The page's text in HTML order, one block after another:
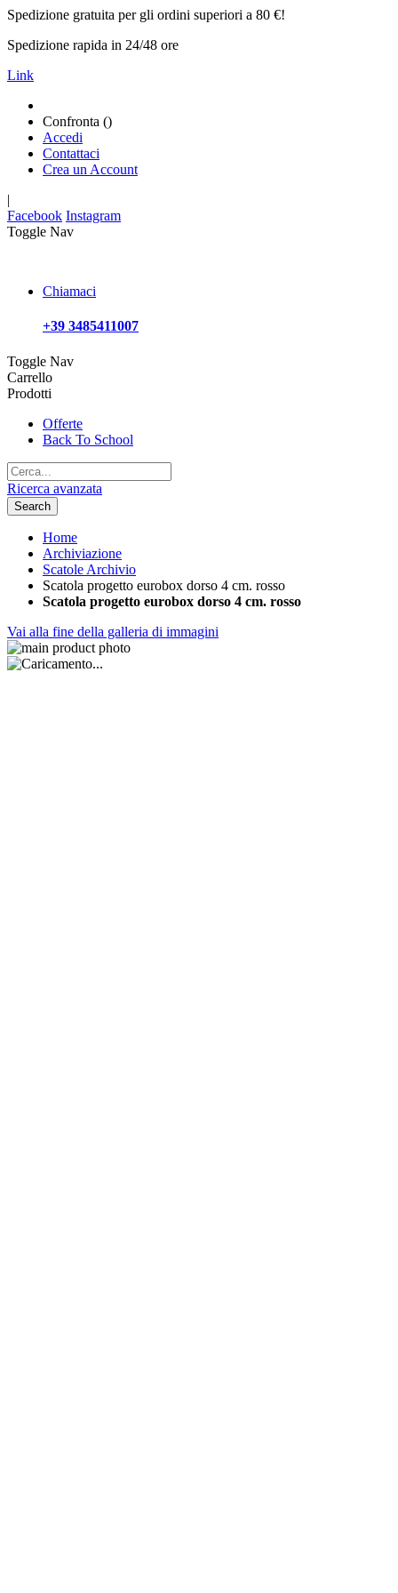
Spedizione gratuita per gli ordini superiori a 80 €!
Spedizione rapida in 24/48 ore
Link
Confronta ()
Accedi
Contattaci
Crea un Account
|
Facebook Instagram
Toggle Nav
Chiamaci
+39 3485411007
Toggle Nav
Carrello
Prodotti
Offerte
Back To School
Ricerca avanzata
Search
Home
Archiviazione
Scatole Archivio
Scatola progetto eurobox dorso 4 cm. rosso
Scatola progetto eurobox dorso 4 cm. rosso
Vai alla fine della galleria di immagini